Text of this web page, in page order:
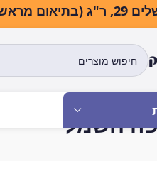
מראש)
חשמלי